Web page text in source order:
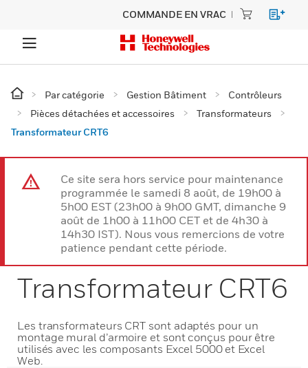
COMMANDE EN VRAC
Par catégorie Gestion Bâtiment
Contrôleurs
Pièces détachées et accessoires
Transformateurs
Transformateur CRT6
Ce site sera hors service pour maintenance
programmée le samedi 8 août, de 19h00 à
5h00 EST (23h00 à 9h00 GMT, dimanche 9
août de 1h00 à 11h00 CET et de 4h30 à
14h30 IST). Nous vous remercions de votre
patience pendant cette période.
Transformateur CRT6
Les transformateurs CRT sont adaptés pour un
montage mural d’armoire et sont conçus pour être
utilisés avec les composants Excel 5000 et Excel
Web.